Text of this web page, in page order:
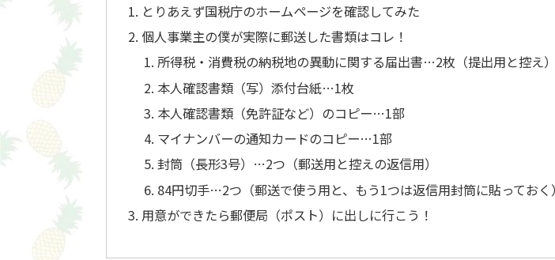
とりあえず国税庁のホームページを確認してみた
個人事業主の僕が実際に郵送した書類はコレ！
所得税・消費税の納税地の異動に関する届出書…2枚（提出用と控え）
本人確認書類（写）添付台紙…1枚
本人確認書類（免許証など）のコピー…1部
マイナンバーの通知カードのコピー…1部
封筒（長形3号）…2つ（郵送用と控えの返信用）
84円切手…2つ（郵送で使う用と、もう1つは返信用封筒に貼っておく）
用意ができたら郵便局（ポスト）に出しに行こう！